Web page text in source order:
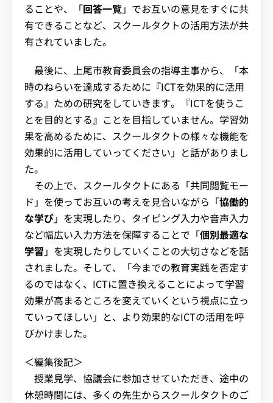
ることや、「回答一覧」でお互いの意見をすぐに共
有できることなど、スクールタクトの活用方法が共
有されていました。
最後に、上尾市教育委員会の指導主事から、「本
時のねらいを達成するために『ICTを効果的に活用
する』ための研究をしていきます。『ICTを使うこ
とを目的とする』ことを目指していません。学習効
果を高めるために、スクールタクトの様々な機能を
効果的に活用していってください」と話がありまし
た。
その上で、スクールタクトにある「共同閲覧モー
ド」を使ってお互いの考えを見合いながら「協働的
な学び」を実現したり、タイピング入力や音声入力
など幅広い入力方法を保障することで「個別最適な
学習 」を実現したりしていくことの大切さなどを話
されました。そして、「今までの教育実践を否定す
るのではなく、ICTに置き換えることによって学習
効果が高まるところを変えていくという視点に立っ
ていってほしい」と、より効果的なICTの活用を呼
びかけました。
＜編集後記＞
授業見学、協議会に参加させていただき、途中の
休憩時間には、多くの先生からスクールタクトのご